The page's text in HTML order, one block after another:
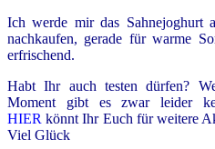
Ich werde mir das Sahnejoghurt
nachkaufen, gerade für warme
erfrischend.
Habt Ihr auch testen dürfen?
Moment gibt es zwar leider
HIER könnt Ihr Euch für weitere
Viel Glück